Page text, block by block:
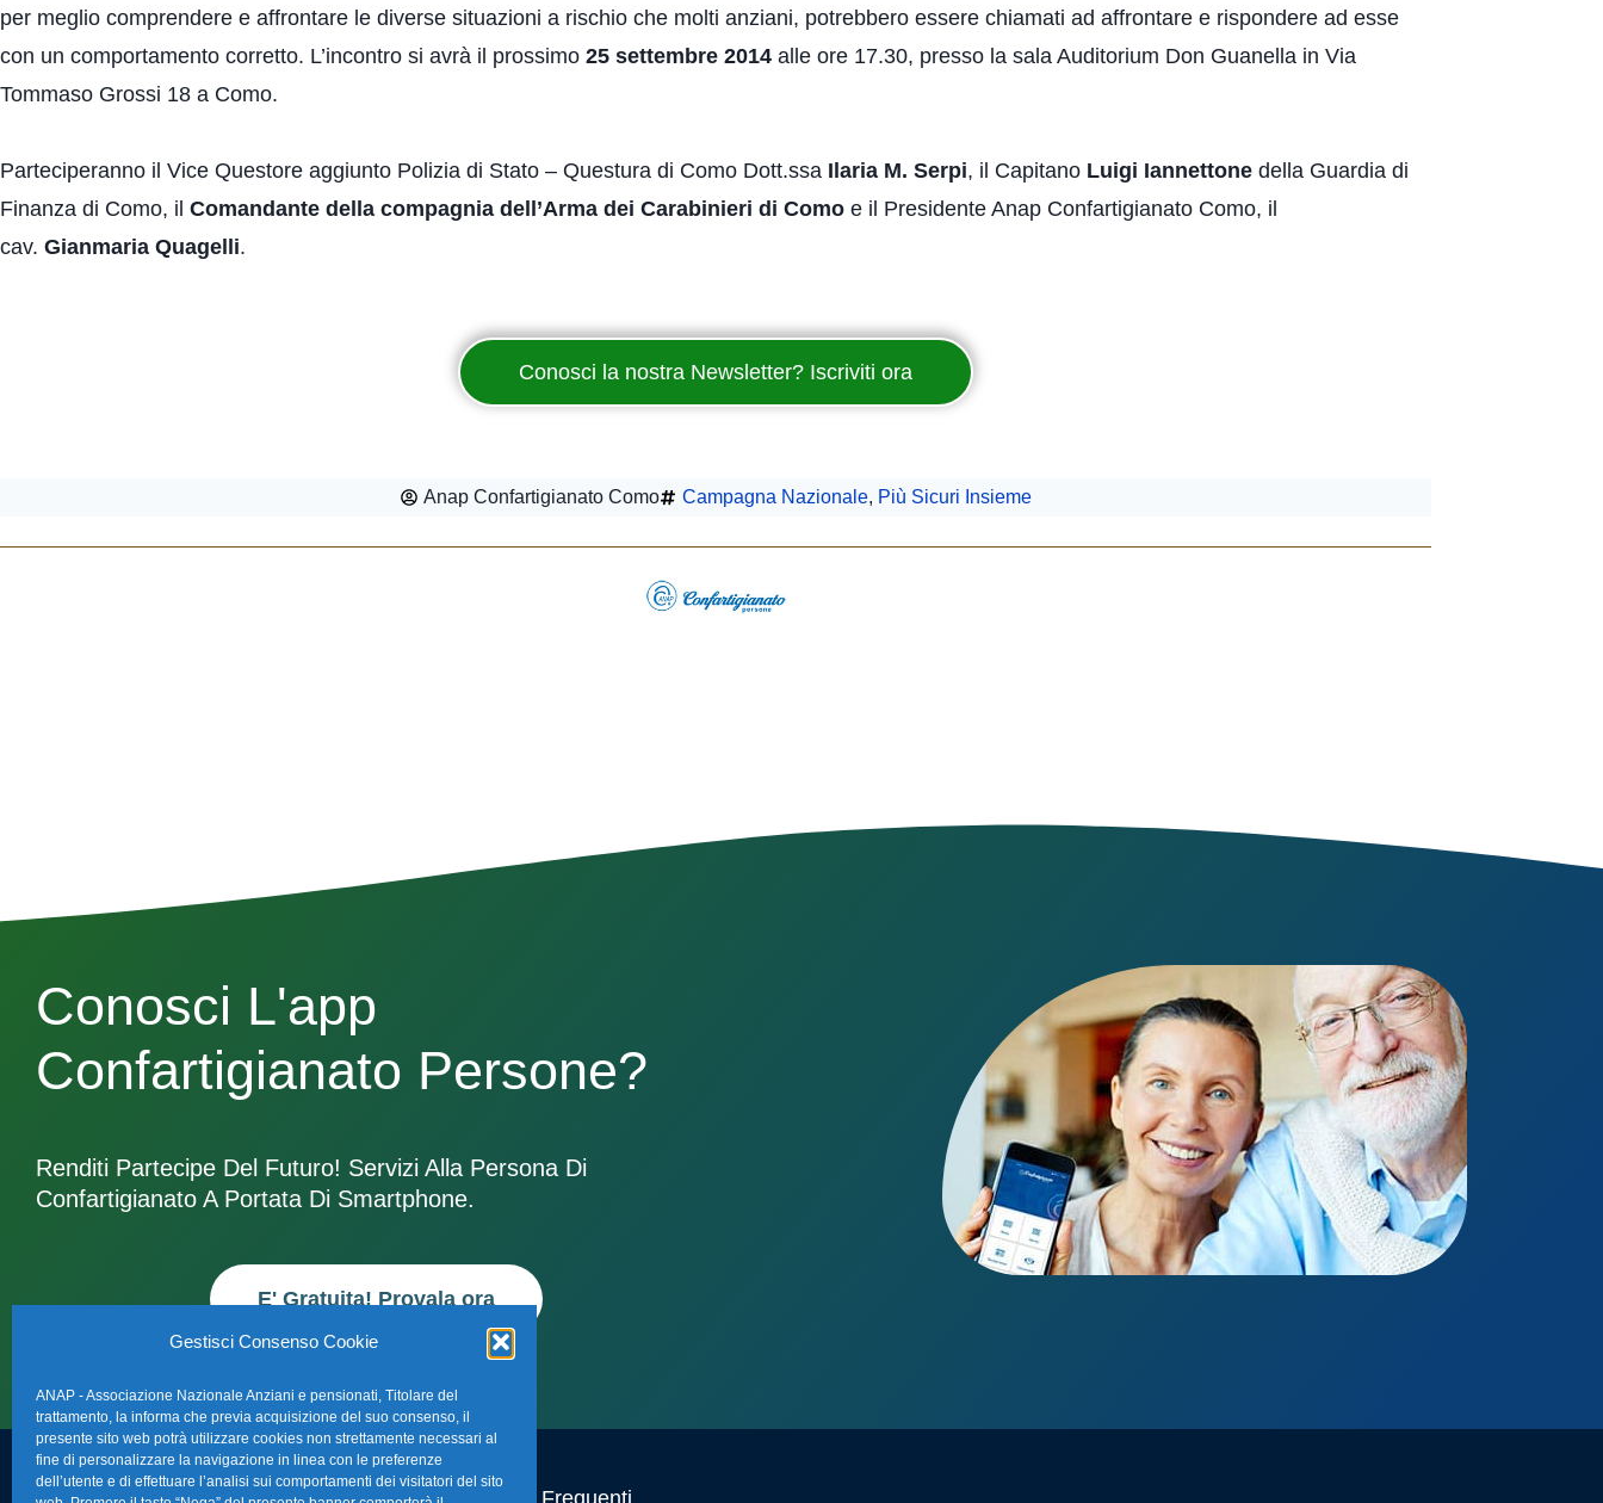
Gestisci Consenso Cookie
ANAP - Associazione Nazionale Anziani e pensionati, Titolare del
trattamento, la informa che previa acquisizione del suo consenso, il
presente sito web potrà utilizzare cookies non strettamente necessari al
fine di personalizzare la navigazione in linea con le preferenze
dell’utente e di effettuare l’analisi sui comportamenti dei visitatori del sito
per meglio comprendere e affrontare le diverse situazioni a rischio che molti anziani, potrebbero essere chiamati ad affrontare e rispondere ad esse
con un comportamento corretto. L’incontro si avrà il prossimo 25 settembre 2014 alle ore 17.30, presso la sala Auditorium Don Guanella in Via
Tommaso Grossi 18 a Como.
Parteciperanno il Vice Questore aggiunto Polizia di Stato – Questura di Como Dott.ssa Ilaria M. Serpi, il Capitano Luigi Iannettone della Guardia di
Finanza di Como, il Comandante della compagnia dell’Arma dei Carabinieri di Como e il Presidente Anap Confartigianato Como, il
cav. Gianmaria Quagelli.
Conosci la nostra Newsletter? Iscriviti ora
Anap Confartigianato Como Campagna Nazionale, Più Sicuri Insieme
Conosci L'app
Confartigianato Persone?
Renditi Partecipe Del Futuro! Servizi Alla Persona Di
Confartigianato A Portata Di Smartphone.
E' Gratuita! Provala ora
FAQ – Domande Frequenti